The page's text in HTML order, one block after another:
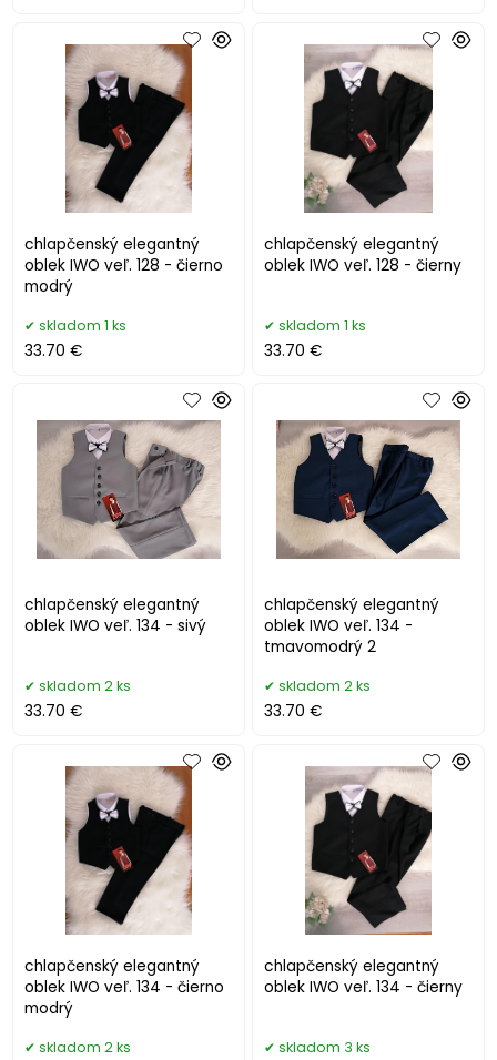
chlapčenský elegantný
oblek IWO veľ. 128 - čierno
modrý
skladom 1 ks
33.70 €
chlapčenský elegantný
oblek IWO veľ. 128 - čierny
skladom 1 ks
33.70 €
chlapčenský elegantný
oblek IWO veľ. 134 - sivý
skladom 2 ks
33.70 €
chlapčenský elegantný
oblek IWO veľ. 134 -
tmavomodrý 2
skladom 2 ks
33.70 €
chlapčenský elegantný
oblek IWO veľ. 134 - čierno
modrý
skladom 2 ks
chlapčenský elegantný
oblek IWO veľ. 134 - čierny
skladom 3 ks